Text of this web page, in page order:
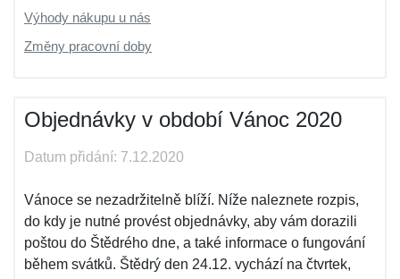
Výhody nákupu u nás
Změny pracovní doby
Objednávky v období Vánoc 2020
Datum přidání: 7.12.2020
Vánoce se nezadržitelně blíží. Níže naleznete rozpis,
do kdy je nutné provést objednávky, aby vám dorazili
poštou do Štědrého dne, a také informace o fungování
během svátků. Štědrý den 24.12. vychází na čtvrtek,